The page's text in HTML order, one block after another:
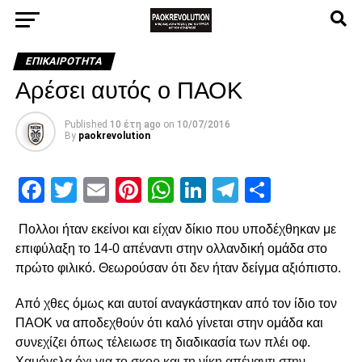
ΕΠΙΚΑΙΡΌΤΗΤΑ
Αρέσει αυτός ο ΠΑΟΚ
Published 10 έτη ago on 10/07/2016
By paokrevolution
Facebook
Twitter
EmailPinterest
WhatsApp
LinkedIn
Telegram
Πολλοι ήταν εκείνοι και είχαν δίκιο που υποδέχθηκαν με
επιφύλαξη το 14-0 απέναντι στην ολλανδική ομάδα στο
πρώτο φιλικό. Θεωρούσαν ότι δεν ήταν δείγμα αξιόπιστο.
Από χθες όμως και αυτοί αναγκάστηκαν από τον ίδιο τον
ΠΑΟΚ να αποδεχθούν ότι καλό γίνεται στην ομάδα και
συνεχίζει όπως τέλειωσε τη διαδικασία των πλέι οφ.